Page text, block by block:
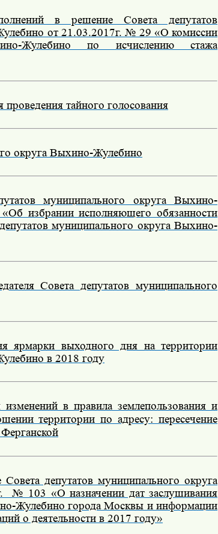
в решение Совета депутатов
от 21.03.2017г. № 29 «Окомиссии
Жулебино по исчислению стажа
тайного голосования
округа Выхино-Жулебино
муниципального округа Выхино-
избрании исполняющего обязанности
муниципального округа Выхино-
Совета депутатов муниципального
ярмарки выходного дня на территории
в 2018 году
изменений в правила землепользования и
территории по адресу: пересечение
депутатов муниципального округа
№ 103 «О назначении дат заслушивания
Жулебино города Москвы и информации
о деятельности в 2017 году»